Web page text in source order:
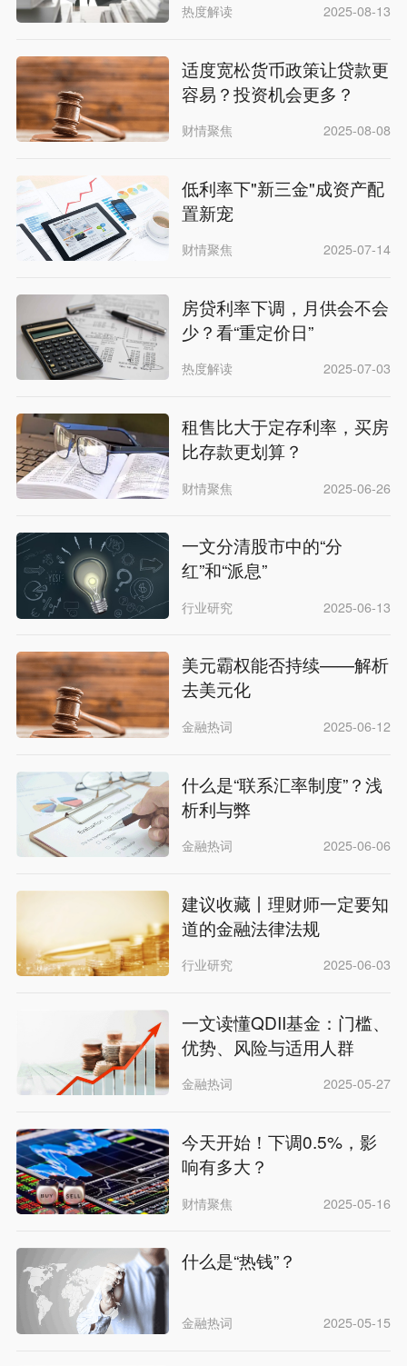
热度解读 2025-08-13
适度宽松货币政策让贷款更
容易？投资机会更多？
财情聚焦 2025-08-08
低利率下"新三金"成资产配
置新宠
财情聚焦 2025-07-14
房贷利率下调，月供会不会
少？看“重定价日”
热度解读 2025-07-03
租售比大于定存利率，买房
比存款更划算？
财情聚焦 2025-06-26
一文分清股市中的“分
红”和“派息”
行业研究 2025-06-13
美元霸权能否持续——解析
去美元化
金融热词 2025-06-12
什么是“联系汇率制度”？浅
析利与弊
金融热词 2025-06-06
建议收藏丨理财师一定要知
道的金融法律法规
行业研究 2025-06-03
一文读懂QDII基金：门槛、
优势、风险与适用人群
金融热词 2025-05-27
今天开始！下调0.5%，影
响有多大？
财情聚焦 2025-05-16
什么是“热钱”？
金融热词 2025-05-15